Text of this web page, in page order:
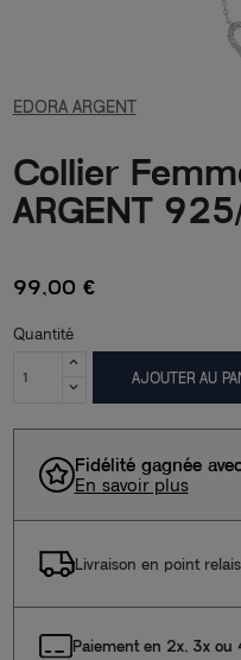
EDORA ARGENT
Collier
ARGENT
99,00 €
Quantité
AJOUTER AU
Fidélité gagnée
En savoir plus
Livraison en point relais
Paiement en 2x, 3x ou